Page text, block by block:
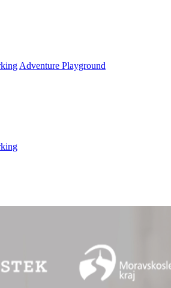
Adventure Playground